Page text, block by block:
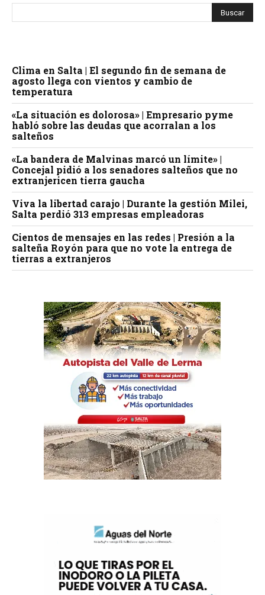
Clima en Salta | El segundo fin de semana de
agosto llega con vientos y cambio de
temperatura
«La situación es dolorosa» | Empresario pyme
habló sobre las deudas que acorralan a los
salteños
«La bandera de Malvinas marcó un límite» |
Concejal pidió a los senadores salteños que no
extranjericen tierra gaucha
Viva la libertad carajo | Durante la gestión Milei,
Salta perdió 313 empresas empleadoras
Cientos de mensajes en las redes | Presión a la
salteña Royón para que no vote la entrega de
tierras a extranjeros